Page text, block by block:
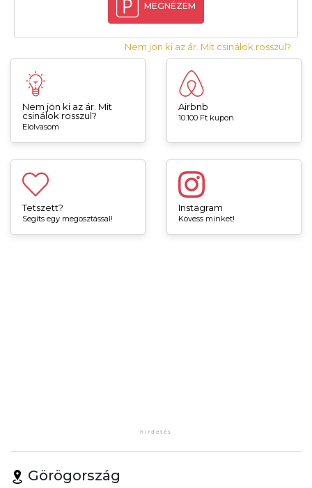
MEGNÉZEM
Nem jön ki az ár. Mit csinálok rosszul?
Nem jön ki az ár. Mit
csinálok rosszul?
Elolvasom
Airbnb
10.100 Ft kupon
Tetszett?
Segíts egy megosztással!
Instagram
Kövess minket!
Görögország